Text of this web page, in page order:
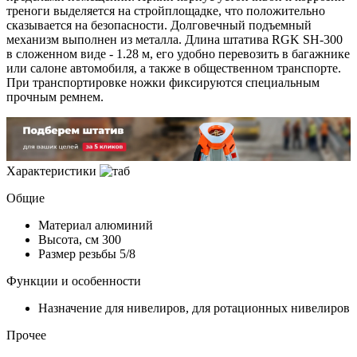
треноги выделяется на стройплощадке, что положительно
сказывается на безопасности. Долговечный подъемный
механизм выполнен из металла. Длина штатива RGK SH-300
в сложенном виде - 1.28 м, его удобно перевозить в багажнике
или салоне автомобиля, а также в общественном транспорте.
При транспортировке ножки фиксируются специальным
прочным ремнем.
Характеристики
Общие
Материал алюминий
Высота, см 300
Размер резьбы 5/8
Функции и особенности
Назначение для нивелиров, для ротационных нивелиров
Прочее